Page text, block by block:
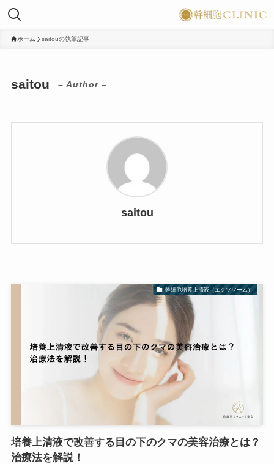
ホーム saitouの執筆記事
saitou – Author –
saitou
幹細胞培養上清液（エクソソーム）
培養上清液で改善する目の下のクマの美容治療とは？
治療法を解説！